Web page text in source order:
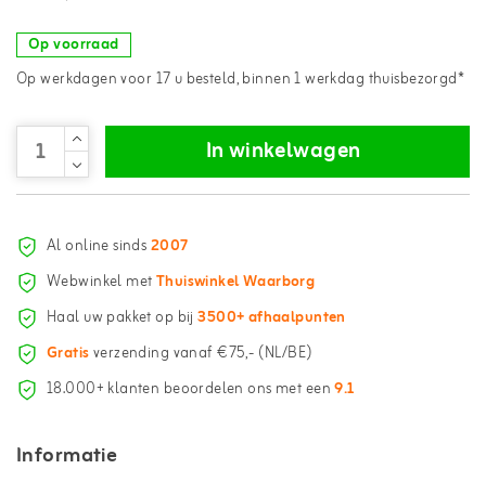
Op voorraad
Op werkdagen voor 17 u besteld, binnen 1 werkdag thuisbezorgd*
In winkelwagen
Al online sinds2007
Webwinkel metThuiswinkel Waarborg
Haal uw pakket op bij3500+ afhaalpunten
Gratisverzending vanaf €75,- (NL/BE)
18.000+ klanten beoordelen ons met een9.1
Informatie